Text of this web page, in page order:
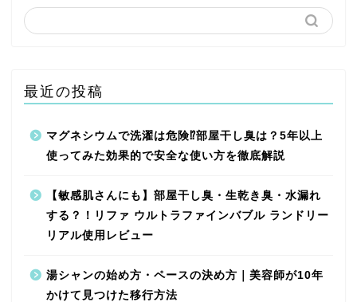
最近の投稿
マグネシウムで洗濯は危険⁉︎部屋干し臭は？5年以上
使ってみた効果的で安全な使い方を徹底解説
【敏感肌さんにも】部屋干し臭・生乾き臭・水漏れ
する？！リファ ウルトラファインバブル ランドリー
リアル使用レビュー
湯シャンの始め方・ペースの決め方｜美容師が10年
かけて見つけた移行方法